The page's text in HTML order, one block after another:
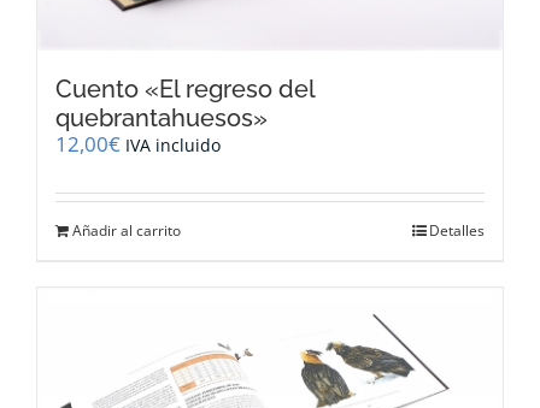
Cuento «El regreso del
quebrantahuesos»
12,00€ IVA incluido
Añadir al carrito Detalles